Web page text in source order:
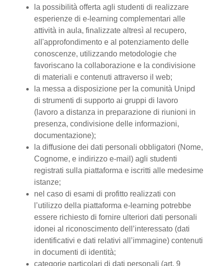
la possibilità offerta agli studenti di realizzare
esperienze di e-learning complementari alle
attività in aula, finalizzate altresì al recupero,
all'approfondimento e al potenziamento delle
conoscenze, utilizzando metodologie che
favoriscano la collaborazione e la condivisione
di materiali e contenuti attraverso il web;
la messa a disposizione per la comunità Unipd
di strumenti di supporto ai gruppi di lavoro
(lavoro a distanza in preparazione di riunioni in
presenza, condivisione delle informazioni,
documentazione);
la diffusione dei dati personali obbligatori (Nome,
Cognome, e indirizzo e-mail) agli studenti
registrati sulla piattaforma e iscritti alle medesime
istanze;
nel caso di esami di profitto realizzati con
l’utilizzo della piattaforma e-learning potrebbe
essere richiesto di fornire ulteriori dati personali
idonei al riconoscimento dell’interessato (dati
identificativi e dati relativi all’immagine) contenuti
in documenti di identità;
categorie particolari di dati personali (art. 9